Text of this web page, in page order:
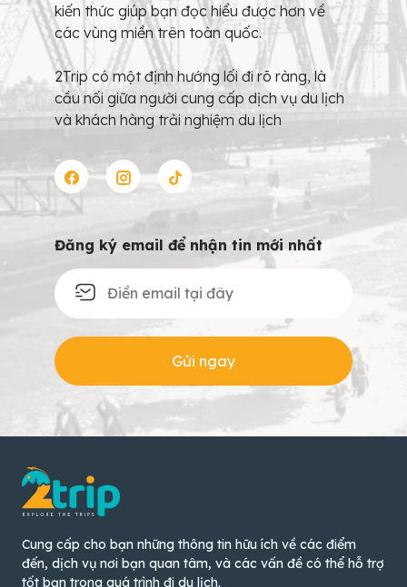
kiến thức giúp bạn đọc hiểu được hơn về
các vùng miền trên toàn quốc.
2Trip có một định hướng lối đi rõ ràng, là
cầu nối giữa người cung cấp dịch vụ du lịch
và khách hàng trải nghiệm du lịch
Đăng ký email để nhận tin mới nhất
Gửi ngay
Cung cấp cho bạn những thông tin hữu ích về các điểm
đến, dịch vụ nơi bạn quan tâm, và các vấn đề có thể hỗ trợ
tốt bạn trong quá trình đi du lịch.